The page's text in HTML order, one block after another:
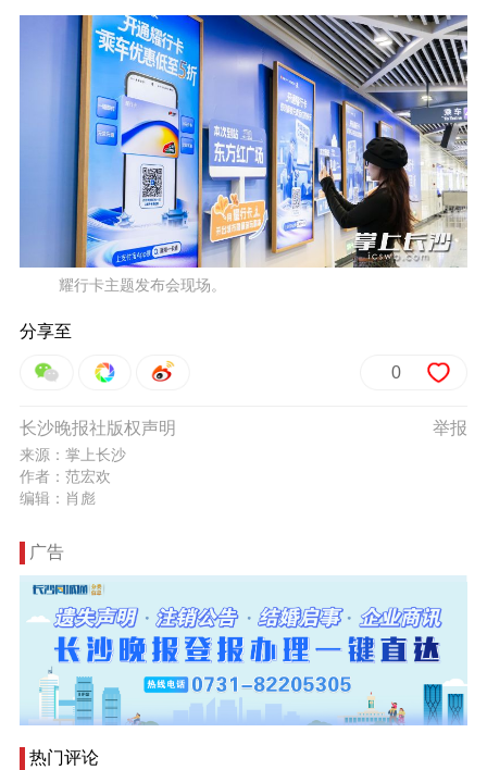
耀行卡主题发布会现场。
分享至
0
举报
长沙晚报社版权声明
来源：掌上长沙
作者：范宏欢
编辑：肖彪
广告
热门评论